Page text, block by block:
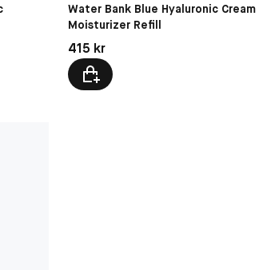
Water Bank Blue Hyaluronic Cream
Moisturizer Refill
Pris: 415 kr
415 kr